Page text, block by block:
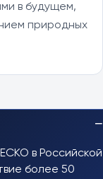
в будущем,
природных
−
в Российской
более 50